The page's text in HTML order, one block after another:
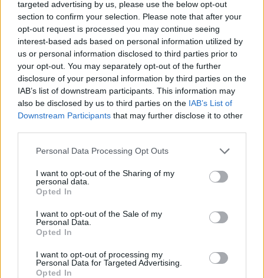
targeted advertising by us, please use the below opt-out
section to confirm your selection. Please note that after your
opt-out request is processed you may continue seeing
interest-based ads based on personal information utilized by
us or personal information disclosed to third parties prior to
your opt-out. You may separately opt-out of the further
disclosure of your personal information by third parties on the
IAB’s list of downstream participants. This information may
also be disclosed by us to third parties on the IAB’s List of
Downstream Participants that may further disclose it to other
Personal Data Processing Opt Outs
I want to opt-out of the Sharing of my
personal data.
Opted In
I want to opt-out of the Sale of my
Personal Data.
Opted In
I want to opt-out of processing my
Personal Data for Targeted Advertising.
Opted In
Moderna, με την αποτελεσματικότητα του εμβολίου
να εκτιμάται στο 75% μετά από εννέα εβδομάδες.
[ΠΗΓΗ]
ΔΙΑΦΗΜΙΣΗ